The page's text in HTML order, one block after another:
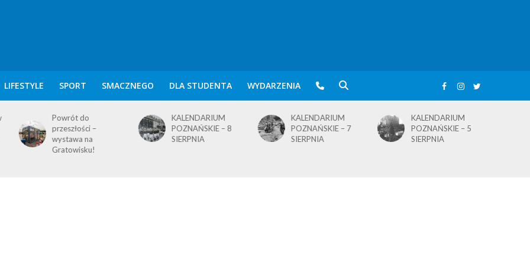
LIFESTYLE SPORT SMACZNEGO DLA STUDENTA WYDARZENIA
KALENDARIUM
POZNAŃSKIE – 8
SIERPNIA
KALENDARIUM
POZNAŃSKIE – 7
SIERPNIA
KALENDARIUM
POZNAŃSKIE – 5
SIERPNIA
KALENDARIUM
POZNAŃSKIE – 4
SIERPNIA